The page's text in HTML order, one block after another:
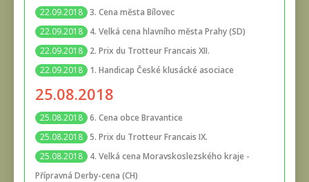
22.09.2018 3. Cena města Bílovec
22.09.2018
4. Velká cena hlavního města Prahy (SD)
22.09.2018
2. Prix du Trotteur Francais XII.
22.09.2018
1. Handicap České klusácké asociace
25.08.2018
25.08.2018 6. Cena obce Bravantice
25.08.2018 5. Prix du Trotteur Francais IX.
25.08.2018
4. Velká cena Moravskoslezského kraje -
Přípravná Derby-cena (CH)